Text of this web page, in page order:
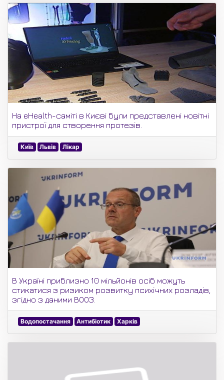
На eHealth-саміті в Києві були представлені новітні
пристрої для створення протезів.
Київ Львів Лікар
В Україні приблизно 10 мільйонів осіб можуть
стикатися з ризиком розвитку психічних розладів,
згідно з даними ВООЗ.
Водопостачання Антибіотик Харків